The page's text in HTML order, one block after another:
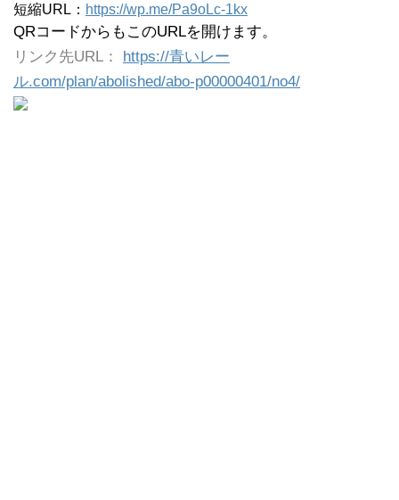
短縮URL： https://wp.me/Pa9oLc-1kx
QRコードからもこのURLを開けます。
リンク先URL： https://青いレー
ル.com/plan/abolished/abo-p00000401/no4/